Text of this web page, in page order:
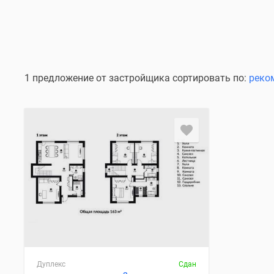
1 предложение от застройщика сортировать по:
Дуплекс Сдан